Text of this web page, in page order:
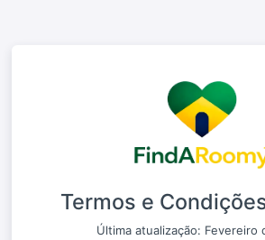
Termos e
Última atualização: Fevereiro